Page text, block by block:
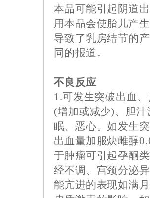
本品可能引起阴道
用本品会使胎儿产
导致了乳房结节的
同的报道。
不良反应
1.可发生突破出血
(增加或减少)、胆
眠、恶心。如发生
出血量加服炔雌醇
于肿瘤可引起孕酮
经不调、宫颈分泌
能亢进的表现如满